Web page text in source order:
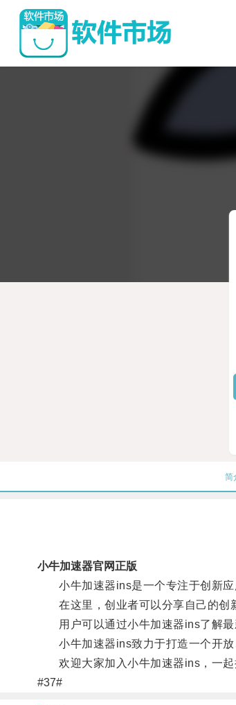
简
小牛加速器官网正版
小牛加速器ins是一个专注于创新应
在这里，创业者可以分享自己的创
用户可以通过小牛加速器ins了解最
小牛加速器ins致力于打造一个开放
欢迎大家加入小牛加速器ins，一起
#37#